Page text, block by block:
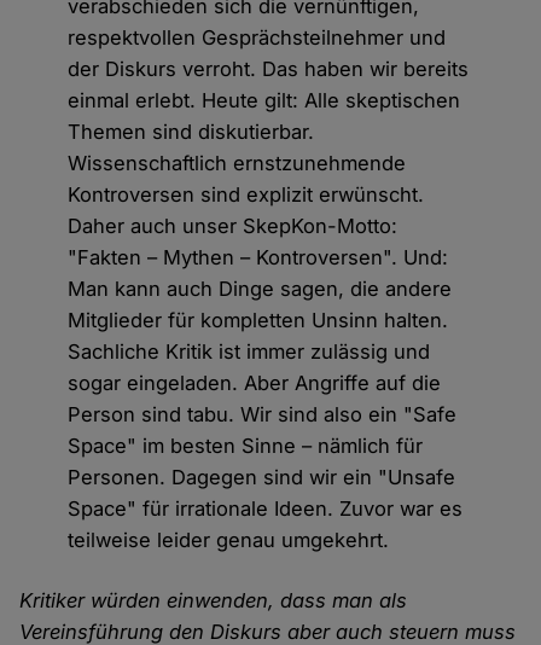
verabschieden sich die vernünftigen,
respektvollen Gesprächsteilnehmer und
der Diskurs verroht. Das haben wir bereits
einmal erlebt. Heute gilt: Alle skeptischen
Themen sind diskutierbar.
Wissenschaftlich ernstzunehmende
Kontroversen sind explizit erwünscht.
Daher auch unser SkepKon-Motto:
"Fakten – Mythen – Kontroversen". Und:
Man kann auch Dinge sagen, die andere
Mitglieder für kompletten Unsinn halten.
Sachliche Kritik ist immer zulässig und
sogar eingeladen. Aber Angriffe auf die
Person sind tabu. Wir sind also ein "Safe
Space" im besten Sinne – nämlich für
Personen. Dagegen sind wir ein "Unsafe
Space" für irrationale Ideen. Zuvor war es
teilweise leider genau umgekehrt.
Kritiker würden einwenden, dass man als
Vereinsführung den Diskurs aber auch steuern muss